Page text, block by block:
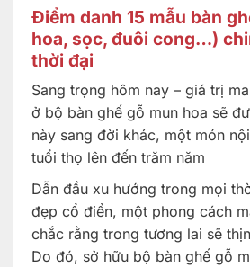
Điểm danh 15 mẫu bàn
hoa, sọc, đuôi cong…)
thời đại
Sang trọng hôm nay – giá trị
ở bộ bàn ghế gỗ mun hoa sẽ
này sang đời khác, một món
tuổi thọ lên đến trăm năm
Dẫn đầu xu hướng trong mọi
đẹp cổ điển, một phong cách
chắc rằng trong tương lai sẽ
Do đó, sở hữu bộ bàn ghế gỗ